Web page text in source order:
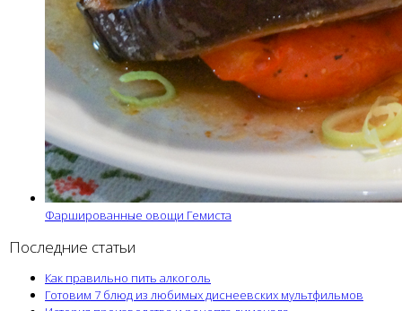
Фаршированные овощи Гемиста
Последние статьи
Как правильно пить алкоголь
Готовим 7 блюд из любимых диснеевских мультфильмов